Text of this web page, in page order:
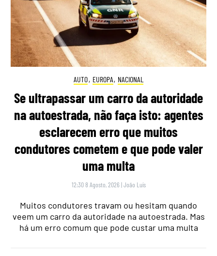
AUTO, EUROPA, NACIONAL
Se ultrapassar um carro da autoridade
na autoestrada, não faça isto: agentes
esclarecem erro que muitos
condutores cometem e que pode valer
uma multa
12:30 8 Agosto, 2026 |João Luís
Muitos condutores travam ou hesitam quando
veem um carro da autoridade na autoestrada. Mas
há um erro comum que pode custar uma multa